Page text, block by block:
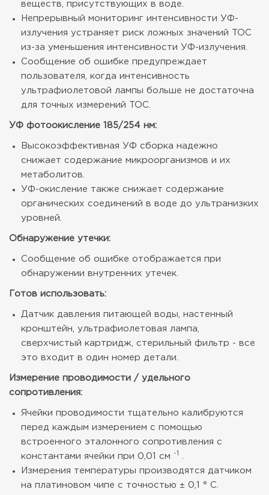
веществ, присутствующих в воде.
Непрерывный мониторинг интенсивности УФ-
излучения устраняет риск ложных значений TOC
из-за уменьшения интенсивности УФ-излучения.
Сообщение об ошибке предупреждает
пользователя, когда интенсивность
ультрафиолетовой лампы больше не достаточна
для точных измерений TOC.
УФ фотоокисление 185/254 нм:
Высокоэффективная УФ сборка надежно
снижает содержание микроорганизмов и их
метаболитов.
УФ-окисление также снижает содержание
органических соединений в воде до ультранизких
уровней.
Обнаружение утечки:
Сообщение об ошибке отображается при
обнаружении внутренних утечек.
Готов использовать:
Датчик давления питающей воды, настенный
кронштейн, ультрафиолетовая лампа,
сверхчистый картридж, стерильный фильтр - все
это входит в один номер детали.
Измерение проводимости / удельного
сопротивления:
Ячейки проводимости тщательно калибруются
перед каждым измерением с помощью
встроенного эталонного сопротивления с
константами ячейки при 0,01 см -1
Измерения температуры производятся датчиком
на платиновом чипе с точностью ± 0,1 ° C.